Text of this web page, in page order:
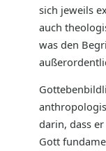
sich jeweils
auch
was den
darin, dass
Gott